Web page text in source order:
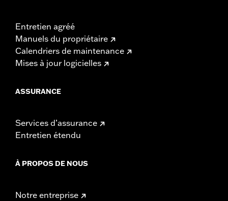
Entretien agréé
Manuels du propriétaire
Calendriers de maintenance
Mises à jour logicielles
ASSURANCE
Services d’assurance
Entretien étendu
À PROPOS DE NOUS
Notre entreprise